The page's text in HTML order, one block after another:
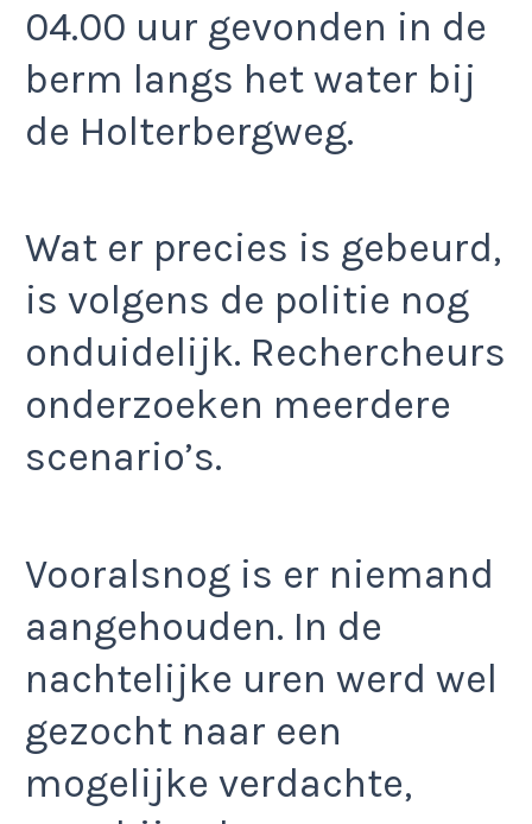
04.00 uur gevonden in de
berm langs het water bij
de Holterbergweg.
Wat er precies is gebeurd,
is volgens de politie nog
onduidelijk. Rechercheurs
onderzoeken meerdere
scenario’s.
Vooralsnog is er niemand
aangehouden. In de
nachtelijke uren werd wel
gezocht naar een
mogelijke verdachte,